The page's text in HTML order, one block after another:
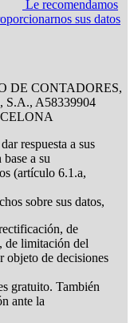
Le recomendamos
sus datos
DE CONTADORES,
A58339904
respuesta a sus
a su
(artículo 6.1.a,
sobre sus datos,
de
de limitación del
objeto de decisiones
gratuito. También
ante la